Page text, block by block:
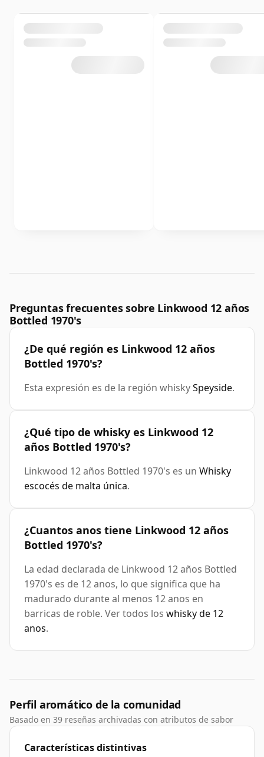
Preguntas frecuentes sobre Linkwood 12 años
Bottled 1970's
¿De qué región es Linkwood 12 años
Bottled 1970's?
Esta expresión es de la región whiskySpeyside.
¿Qué tipo de whisky es Linkwood 12
años Bottled 1970's?
Linkwood 12 años Bottled 1970's es un Whisky
escocés de malta única.
¿Cuantos anos tiene Linkwood 12 años
Bottled 1970's?
La edad declarada de Linkwood 12 años Bottled
1970's es de 12 anos, lo que significa que ha
madurado durante al menos 12 anos en
barricas de roble. Ver todos los whisky de 12
anos.
Perfil aromático de la comunidad
Basado en 39 reseñas archivadas con atributos de sabor
Características distintivas